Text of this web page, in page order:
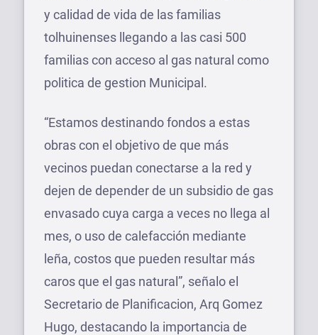
y calidad de vida de las familias
tolhuinenses llegando a las casi 500
familias con acceso al gas natural como
politica de gestion Municipal.
“Estamos destinando fondos a estas
obras con el objetivo de que más
vecinos puedan conectarse a la red y
dejen de depender de un subsidio de gas
envasado cuya carga a veces no llega al
mes, o uso de calefacción mediante
leña, costos que pueden resultar más
caros que el gas natural”, señalo el
Secretario de Planificacion, Arq Gomez
Hugo, destacando la importancia de